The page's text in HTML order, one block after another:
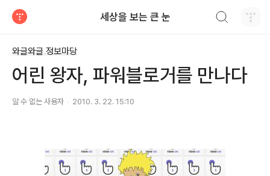
세상을 보는 큰 눈
와글와글 정보마당
어린 왕자, 파워블로거를 만나다
알 수 없는 사용자 2010. 3. 22. 15:10